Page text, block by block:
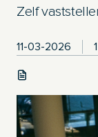
Zelf
11-03-2026